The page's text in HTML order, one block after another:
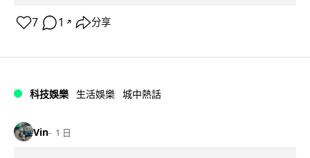
7 1 ↗ 分享
科技娛樂 生活娛樂 城中熱話
Vin 1 日